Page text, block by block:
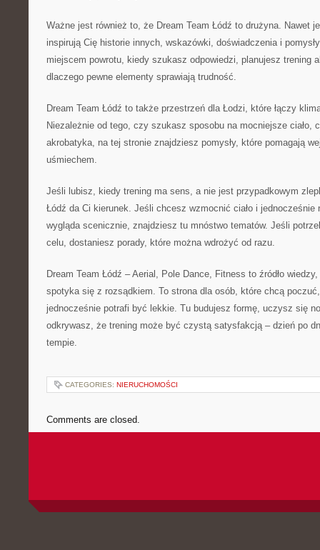
Ważne jest również to, że Dream Team Łódź to drużyna. Nawet
inspirują Cię historie innych, wskazówki, doświadczenia i
miejscem powrotu, kiedy szukasz odpowiedzi, planujesz trening
dlaczego pewne elementy sprawiają trudność.
Dream Team Łódź to także przestrzeń dla Łodzi, które łączy
Niezależnie od tego, czy szukasz sposobu na mocniejsze ciało,
akrobatyka, na tej stronie znajdziesz pomysły, które pomagają
uśmiechem.
Jeśli lubisz, kiedy trening ma sens, a nie jest przypadkowym
Łódź da Ci kierunek. Jeśli chcesz wzmocnić ciało i
wygląda scenicznie, znajdziesz tu mnóstwo tematów. Jeśli
celu, dostaniesz porady, które można wdrożyć od razu.
Dream Team Łódź – Aerial, Pole Dance, Fitness to źródło
spotyka się z rozsądkiem. To strona dla osób, które chcą
jednocześnie potrafi być lekkie. Tu budujesz formę, uczysz się
odkrywasz, że trening może być czystą satysfakcją – dzień po
tempie.
CATEGORIES: NIERUCHOMOŚCI
Comments are closed.